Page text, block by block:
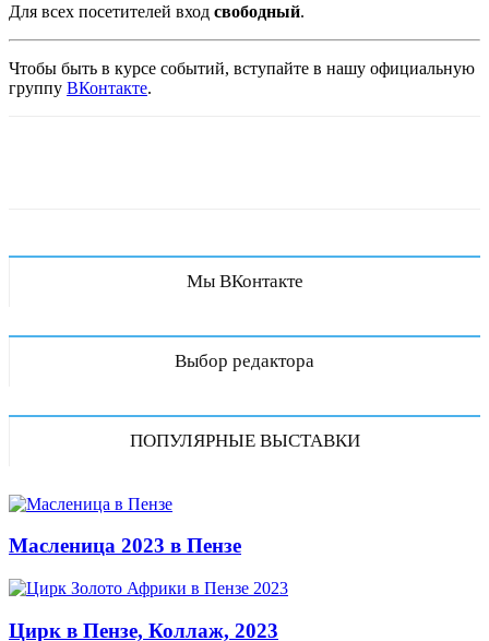
Для всех посетителей вход свободный.
Чтобы быть в курсе событий, вступайте в нашу официальную
группу ВКонтакте.
Мы ВКонтакте
Выбор редактора
ПОПУЛЯРНЫЕ ВЫСТАВКИ
Масленица 2023 в Пензе
Цирк в Пензе, Коллаж, 2023